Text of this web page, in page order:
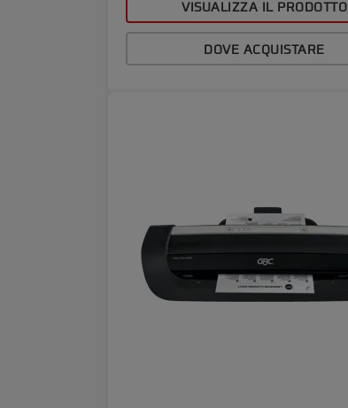
VISUALIZZA IL PRODOTTO
DOVE ACQUISTARE